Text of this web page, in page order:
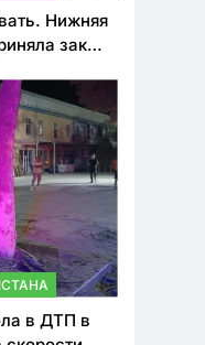
Нижняя
закон
в ДТП в